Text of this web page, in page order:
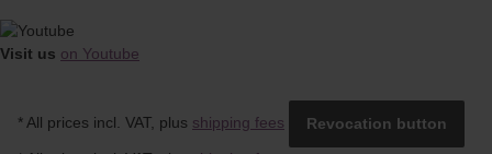
Visit us on Youtube
* All prices incl. VAT, plus shipping fees
Revocation button